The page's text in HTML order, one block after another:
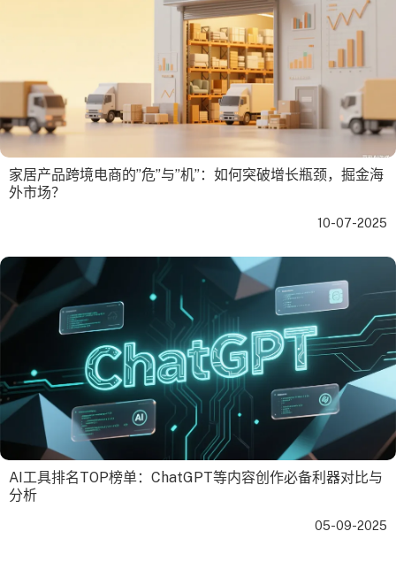
家居产品跨境电商的”危”与”机”：如何突破增长瓶颈，掘金海
外市场？
10-07-2025
AI工具排名TOP榜单：ChatGPT等内容创作必备利器对比与
分析
05-09-2025